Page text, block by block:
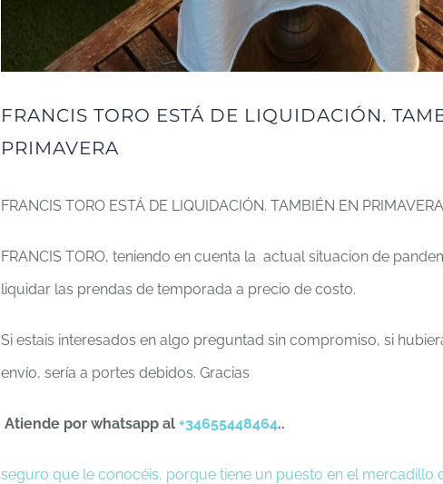
FRANCIS TORO ESTÁ DE LIQUIDACIÓN.
PRIMAVERA
FRANCIS TORO ESTÁ DE LIQUIDACIÓN. TAMBIÉN EN PRIMAVERA
FRANCIS TORO, teniendo en cuenta la actual situacion de
liquidar las prendas de temporada a precio de costo.
Si estais interesados en algo preguntad sin compromiso, si
envío, sería a portes debidos. Gracias
Atiende por whatsapp al +34655448464..
seguro que le conocéis, porque tiene un puesto en el mercadillo